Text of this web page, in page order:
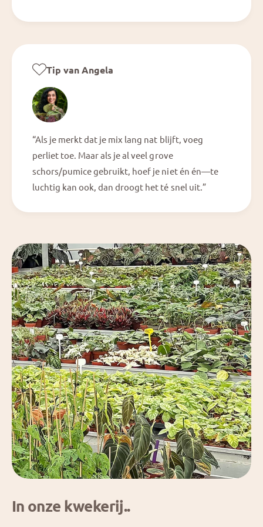
Tip van Angela
“Als je merkt dat je mix lang nat blijft, voeg
perliet toe. Maar als je al veel grove
schors/pumice gebruikt, hoef je niet én én—te
luchtig kan ook, dan droogt het té snel uit.”
In onze kwekerij..